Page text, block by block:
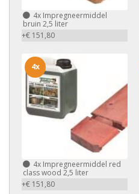
4x Impregneermiddel
bruin 2,5 liter
+€ 151,80
4x Impregneermiddel red
class wood 2,5 liter
+€ 151,80
4x